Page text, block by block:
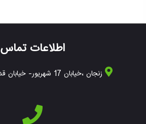
اطلاعات تماس
زنجان ،خیابان 17 شهریور- خیابان قدوسی- پلاک 76